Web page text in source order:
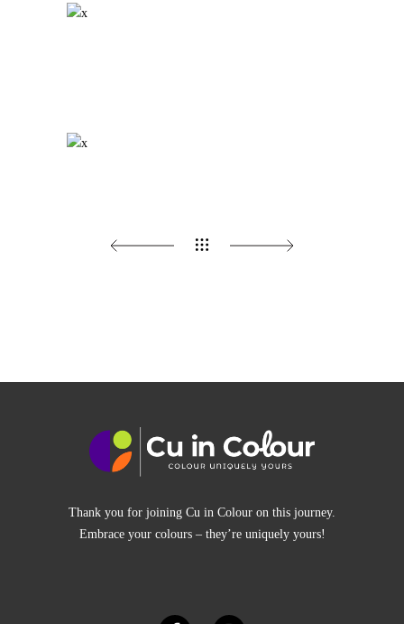
Thank you for joining Cu in Colour on this journey.
Embrace your colours – they’re uniquely yours!